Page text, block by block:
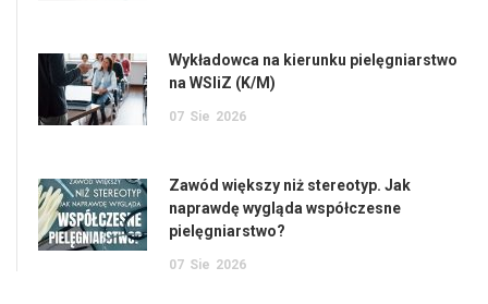
Wykładowca na kierunku pielęgniarstwo
na WSIiZ (K/M)
07 Sie 2026
Zawód większy niż stereotyp. Jak
naprawdę wygląda współczesne
pielęgniarstwo?
07 Sie 2026